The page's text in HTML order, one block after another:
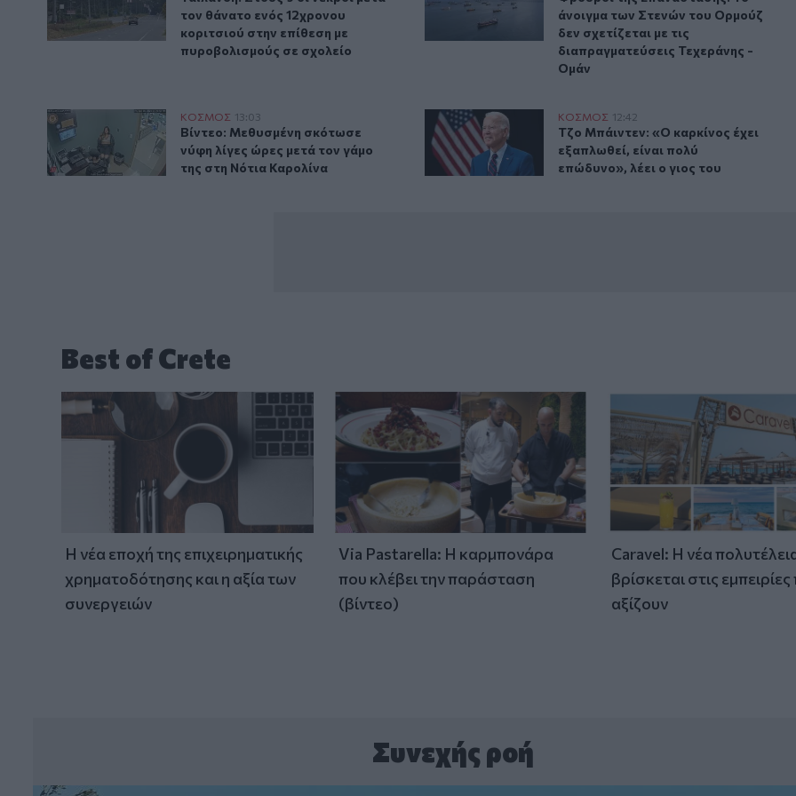
τον θάνατο ενός 12χρονου
κοριτσιού στην επίθεση με
πυροβολισμούς σε σχολείο
άνοιγμα των Στενών του Ορμούζ
δεν σχετίζεται με τις
διαπραγματεύσεις Τεχεράνης -
Ομάν
Βίντεο: Μεθυσμένη σκότωσε νύφη λίγες ώρες μετά τον γάμο της στη Νότια Καρολίνα
ΚΟΣΜΟΣ 13:03
Βίντεο: Μεθυσμένη σκότωσε νύφη λίγες ώρες μετά τον γάμο της στη Νότια Καρολίνα
Βίντεο: Μεθυσμένη σκότωσε
νύφη λίγες ώρες μετά τον γάμο
της στη Νότια Καρολίνα
Τζο Μπάιντεν: «Ο καρκίνος έχει εξαπλωθεί, είναι πολύ
ΚΟΣΜΟΣ 12:42
Τζο Μπάιντεν: «Ο καρκίνος έχει
Τζο Μπάιντεν: «Ο καρκίνος έχει
εξαπλωθεί, είναι πολύ
επώδυνο», λέει ο γιος του
Best of Crete
Η νέα εποχή της επιχειρηματικής
χρηματοδότησης και η αξία των
συνεργειών
Via Pastarella: Η καρμπονάρα
που κλέβει την παράσταση
(βίντεο)
Caravel: Η νέα
βρίσκεται στις
αξίζουν
Συνεχής ροή